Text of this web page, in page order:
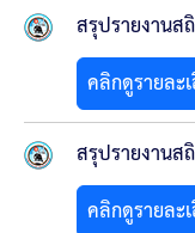
ศูนย์อำนวย
งานแผนกา
ติดต่อ
สรุปรายงานส
คลิกดูรายละ
สรุปรายงานส
คลิกดูรายละ